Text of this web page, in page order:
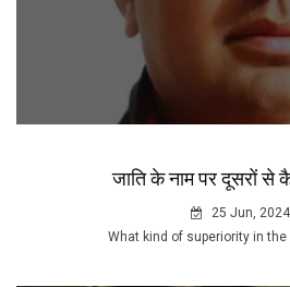
जाति के नाम पर दूसरों से
25 Jun, 2024
What kind of superiority in